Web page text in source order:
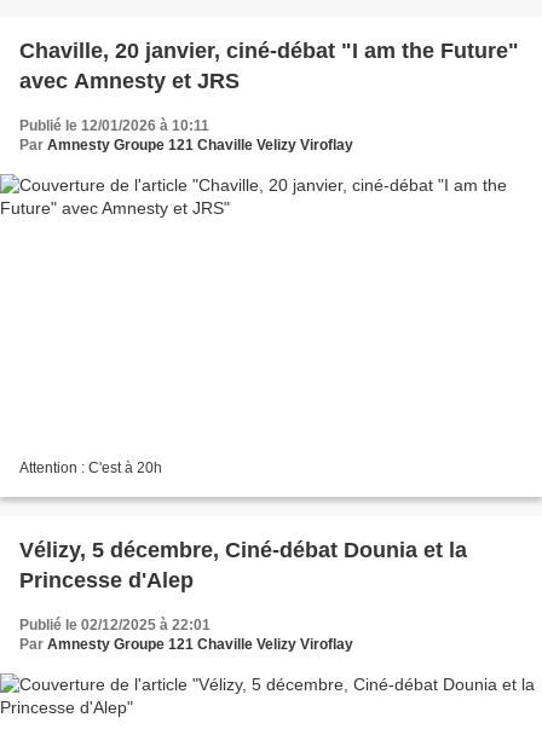
Chaville, 20 janvier, ciné-débat "I am the Future"
avec Amnesty et JRS
Publié le 12/01/2026 à 10:11
Par Amnesty Groupe 121 Chaville Velizy Viroflay
Attention : C'est à 20h
Vélizy, 5 décembre, Ciné-débat Dounia et la
Princesse d'Alep
Publié le 02/12/2025 à 22:01
Par Amnesty Groupe 121 Chaville Velizy Viroflay